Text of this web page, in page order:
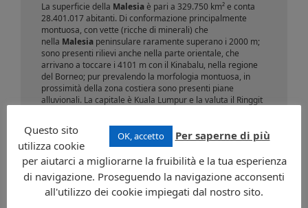
La superficie della Malesiaè pari a 329.750 km² e conta
28.401.017 abitanti. Di conformazione principalmente
montuosa, con vette (ricche di minerali) che
nella Malesia peninsulare raramente superano i 2000 m;
sono presenti rilievi anche nella parte orientale, che
arrivano a toccare i 4101 m con il Kinabalu, nella regione
del Borneo; pur prevalendo la morfologia montuosa, in
prossimità della zona costiera sono presenti piane
alluvionali. La capitale è Kuala Lumpur e la valuta il Ringgit
continente asiatico.
Richiedi informazioni
OK, accetto Per saperne di più
Questo sito
utilizza cookie
per aiutarci a migliorarne la fruibilità e la tua esperienza
di navigazione. Proseguendo la navigazione acconsenti
all'utilizzo dei cookie impiegati dal nostro sito.